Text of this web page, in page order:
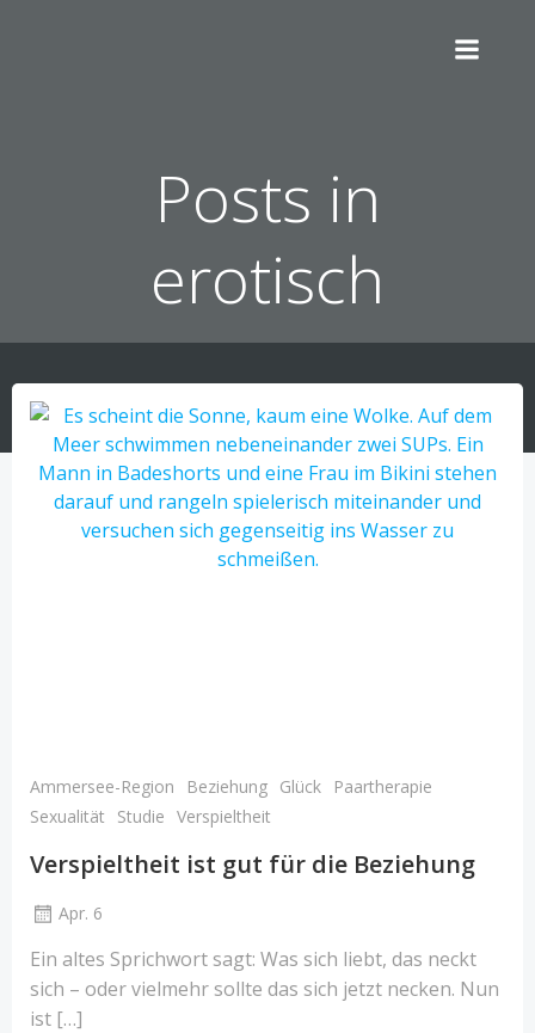
Posts in
erotisch
Ammersee-Region Beziehung Glück
Paartherapie
Sexualität
Studie Verspieltheit
Verspieltheit ist gut für die Beziehung
Apr. 6
Ein altes Sprichwort sagt: Was sich liebt, das neckt
sich – oder vielmehr sollte das sich jetzt necken. Nun
ist […]